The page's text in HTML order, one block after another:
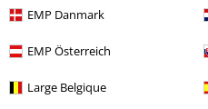
EMP Danmark
EMP Österreich
Large Belgique
War diese Bewertung hilfreich für